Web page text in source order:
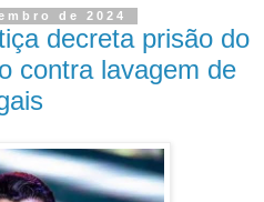
de 2024
decreta prisão do
contra lavagem de